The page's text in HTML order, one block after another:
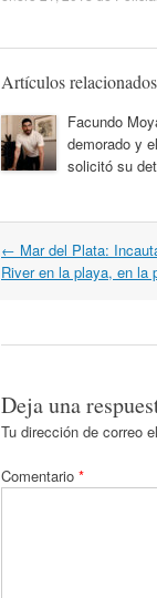
Artículos relacionados
Facundo
demorado y
solicitó su
Navegación
por
← Mar del Plata:
River en la playa, en la
Deja una
Tu dirección de correo
Comentario *